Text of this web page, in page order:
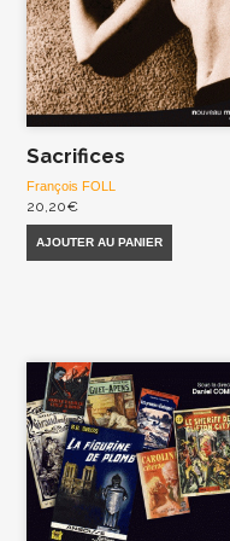
Sacrifices
François FOLL
20,20€
AJOUTER AU PANIER